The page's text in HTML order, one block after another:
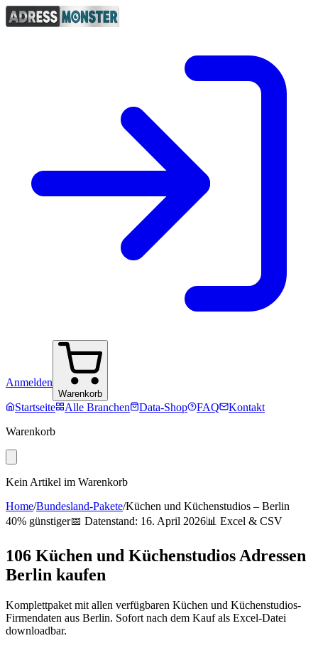
Anmelden
Warenkorb
Startseite Alle Branchen Data-Shop FAQ
Kontakt
Warenkorb
Kein Artikel im Warenkorb
Home/Bundesland-Pakete/Küchen und Küchenstudios – Berlin
40% günstiger📅 Datenstand: 16. April 2026📊 Excel & CSV
106 Küchen und Küchenstudios Adressen
Berlin kaufen
Komplettpaket mit allen verfügbaren Küchen und Küchenstudios-
Firmendaten aus Berlin. Sofort nach dem Kauf als Excel-Datei
downloadbar.